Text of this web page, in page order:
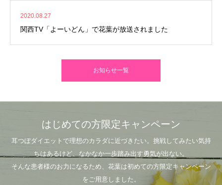
2020.08.27
関西TV「よーいどん」で花葉が放送されました
お知らせ一覧
はじめての方限定キャンペーン
耳つぼダイエットで理想のカラダに近づきたい。挑戦してみたい気持
ちはあるけど、なかなか一歩踏み出す勇気が出ない。
そんな患者様のお力になるため、花葉は初めての方限定キャンペーン
をご用意しました。